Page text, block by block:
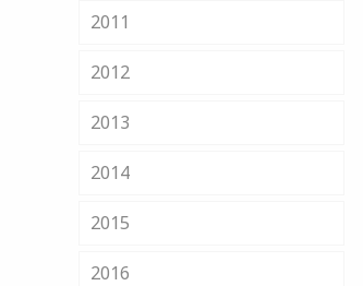
2011
2012
2013
2014
2015
2016